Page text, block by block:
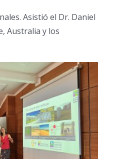
Asistió el Dr. Daniel
Australia y los